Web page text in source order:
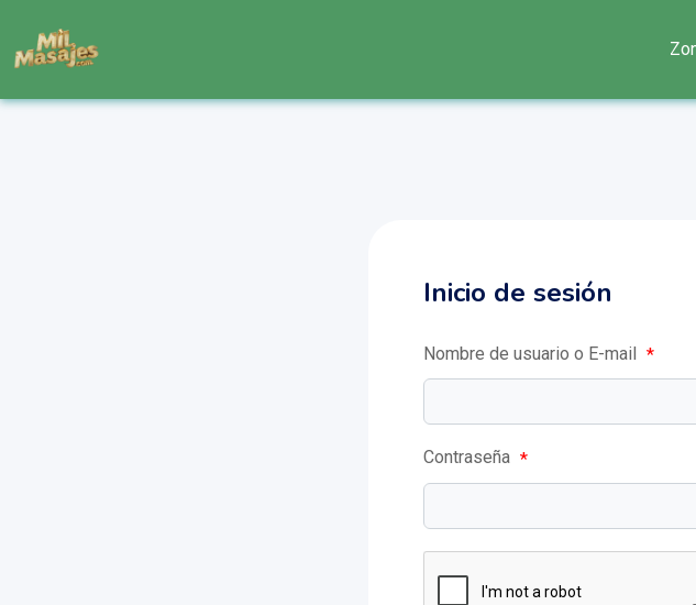
Inicio de sesión
Nombre de usuario o E-mail *
Contraseña *